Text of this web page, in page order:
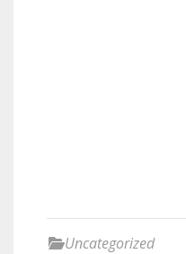
Uncategorized